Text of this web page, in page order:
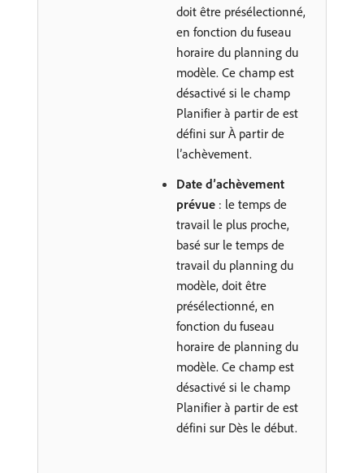
doit être présélectionné,
en fonction du fuseau
horaire du planning du
modèle. Ce champ est
désactivé si le champ
Planifier à partir de est
défini sur À partir de
l’achèvement.
Date d’achèvement
prévue : le temps de
travail le plus proche,
basé sur le temps de
travail du planning du
modèle, doit être
présélectionné, en
fonction du fuseau
horaire de planning du
modèle. Ce champ est
désactivé si le champ
Planifier à partir de est
défini sur Dès le début.